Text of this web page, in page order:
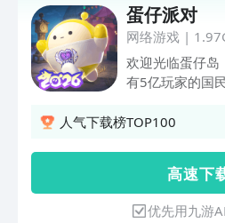
蛋仔派对
网络游戏|
欢迎光临蛋仔岛
有5亿玩家的国
的神秘世界——
残，趣味无穷~
逅你的心动款！
器，助你打造独
人气下载榜TOP100
高 速 下
优先用九游